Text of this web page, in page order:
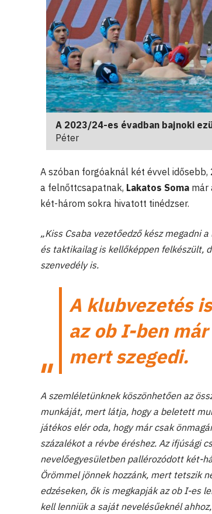
A 2023/24-es évadban bajnoki
Péter
A szóban forgóaknál két évvel
a felnőttcsapatnak, Lakatos Soma már
két-három sokra hivatott tinédzser.
„Kiss Csaba vezetőedző kész megadni
és taktikailag is kellőképpen felkészült,
szenvedély is.
A klubvezetés
az ob I-ben
mert szegedi.
A szemléletünknek köszönhetően az
munkáját, mert látja, hogy a beletett
játékos elér oda, hogy már csak
százalékot a révbe éréshez. Az ifjúsági
nevelőegyesületben pallérozódott két-
Örömmel jönnek hozzánk, mert tetszik
edzéseken, ők is megkapják az ob I-es
kell lenniük a saját nevelésűeknél